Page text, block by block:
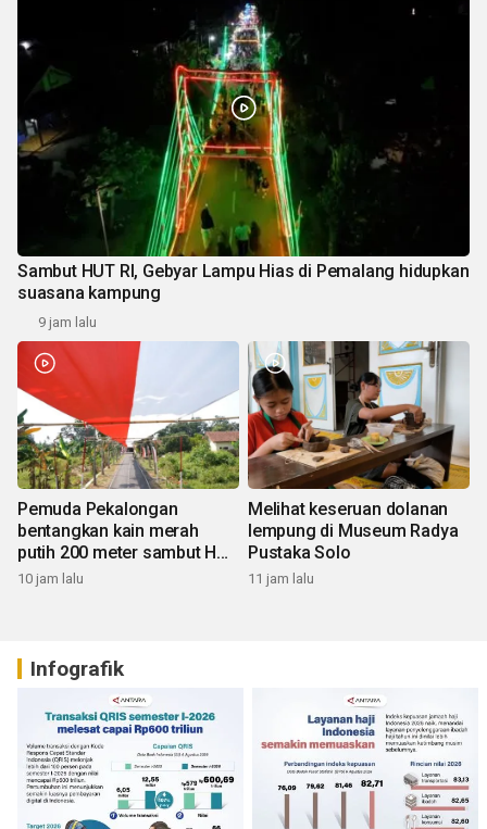
Sambut HUT RI, Gebyar Lampu Hias di Pemalang hidupkan
suasana kampung
9 jam lalu
Pemuda Pekalongan
bentangkan kain merah
putih 200 meter sambut HUT
RI
10 jam lalu
Melihat keseruan dolanan
lempung di Museum Radya
Pustaka Solo
11 jam lalu
Infografik